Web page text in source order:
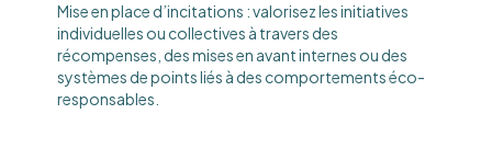
Mise en place d’incitations : valorisez les initiatives
individuelles ou collectives à travers des
récompenses, des mises en avant internes ou des
systèmes de points liés à des comportements éco-
responsables.